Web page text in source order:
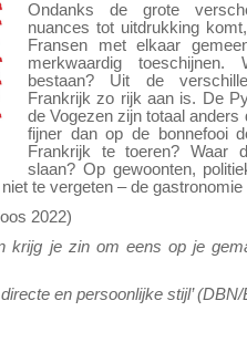
Ondanks de grote
nuances tot uitdrukking
Fransen met elkaar
merkwaardig
bestaan? Uit de
Frankrijk zo rijk aan is. De
de Vogezen zijn totaal
fijner dan op de bonnefooi
Frankrijk te toeren? Waar
slaan? Op gewoonten,
te vergeten – de gastronomie
2022)
krijg je zin om eens op je
en persoonlijke stijl’ (DBN/